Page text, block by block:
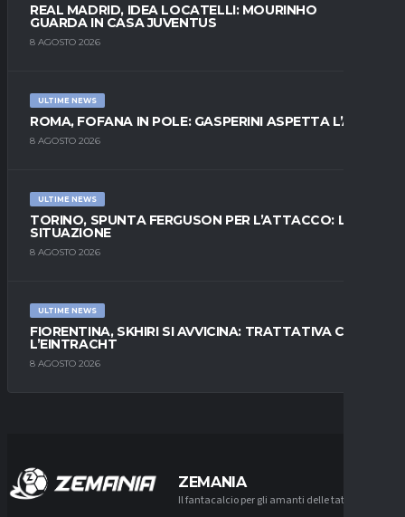
REAL MADRID, IDEA LOCATELLI: MOURINHO
GUARDA IN CASA JUVENTUS
8 AGOSTO 2026
ULTIME NEWS
ROMA, FOFANA IN POLE: GASPERINI ASPETTA L’ALA
8 AGOSTO 2026
ULTIME NEWS
TORINO, SPUNTA FERGUSON PER L’ATTACCO: LA
SITUAZIONE
8 AGOSTO 2026
ULTIME NEWS
FIORENTINA, SKHIRI SI AVVICINA: TRATTATIVA CON
L’EINTRACHT
8 AGOSTO 2026
ZEMANIA
Il fantacalcio per gli amanti delle tattiche